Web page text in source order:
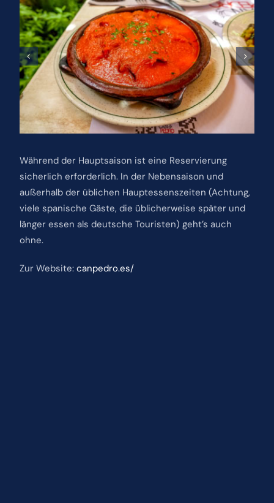
Während der Hauptsaison ist eine Reservierung
sicherlich erforderlich. In der Nebensaison und
außerhalb der üblichen Hauptessenszeiten (Achtung,
viele spanische Gäste, die üblicherweise später und
länger essen als deutsche Touristen) geht’s auch
ohne.
Zur Website: canpedro.es/